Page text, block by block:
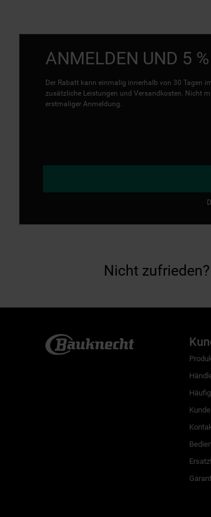
ANMELDEN UND 5
Der Rabatt kann einmalig innerhalb von 30 Tagen
zusätzliche Leistungen und Versandkosten. Nicht
erstmaliger Anmeldung.
Nicht